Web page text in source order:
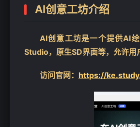
AI创意工坊介绍
AI创意工坊是一个提供AI
Studio，原生SD界面等，允许用
访问官网： https://